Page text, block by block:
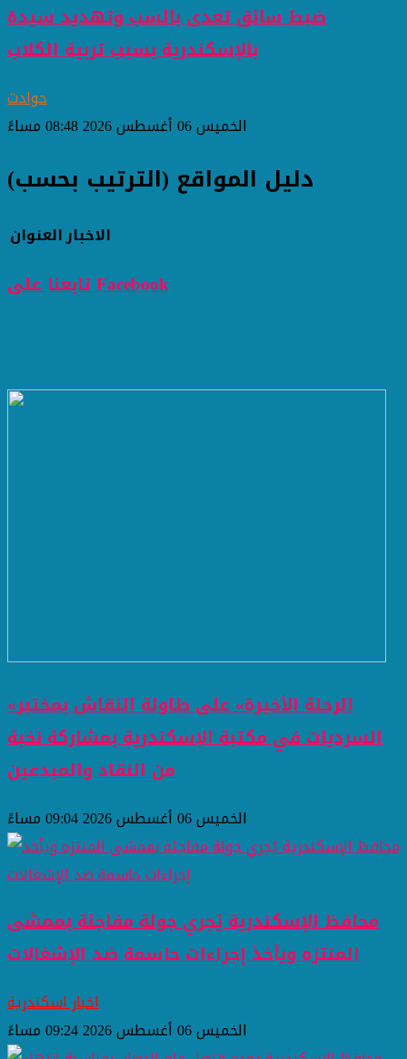
ضبط سائق تعدى بالسب وتهديد سيدة
بالإسكندرية بسبب تربية الكلاب
حوادث
الخميس 06 أغسطس 2026 08:48 مساءً
دليل المواقع (الترتيب بحسب)
العنوانالاخبار
تابعنا على Facebook
«الرحلة الأخيرة» على طاولة النقاش بمختبر
السرديات في مكتبة الإسكندرية بمشاركة نخبة
من النقاد والمبدعين
الخميس 06 أغسطس 2026 09:04 مساءً
محافظ الإسكندرية يُجري جولة مفاجئة بممشى
المنتزه ويأخذ إجراءات حاسمة ضد الإشغالات
اخبار اسكندرية
الخميس 06 أغسطس 2026 09:24 مساءً